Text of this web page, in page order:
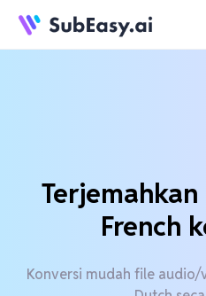
French
Konversi mudah file